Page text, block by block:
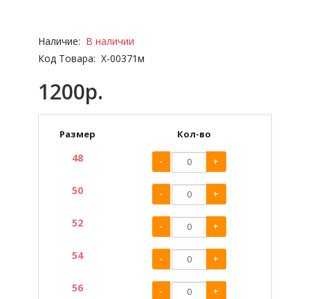
Наличие: В наличии
Код Товара: Х-00371м
1200р.
Размер Кол-во
48 - +
50 - +
52 - +
54 - +
56 - +